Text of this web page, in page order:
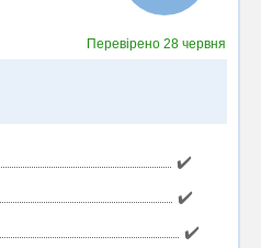
Перевірено28 червня
✔️
✔️
✔️